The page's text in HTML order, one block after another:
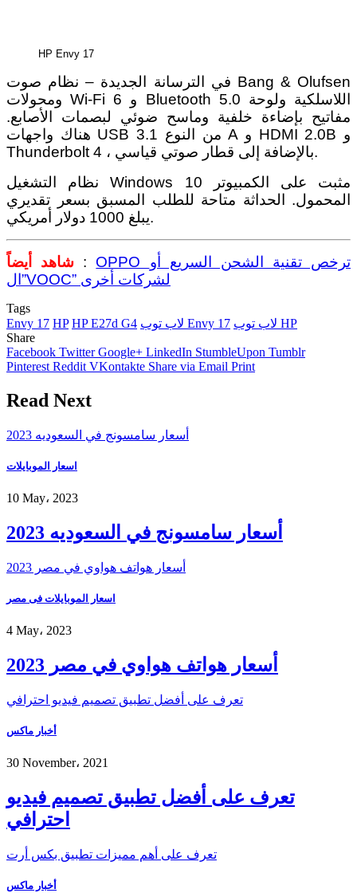
HP Envy 17
في الترسانة الجديدة – نظام صوت Bang & Olufsen
ومحولات Wi-Fi 6 و Bluetooth 5.0 اللاسلكية ولوحة
مفاتيح بإضاءة خلفية وماسح ضوئي لبصمات الأصابع.
هناك واجهات USB 3.1 من النوع A و HDMI 2.0B و
Thunderbolt 4 ، بالإضافة إلى قطار صوتي قياسي.
نظام التشغيل Windows 10 مثبت على الكمبيوتر
المحمول. الحداثة متاحة للطلب المسبق بسعر تقديري
يبلغ 1000 دولار أمريكي.
شاهد أيضاً : OPPO ترخص تقنية الشحن السريع أو
ال”VOOC” لشركات أخرى
Tags
Envy 17 HP HP E27d G4 لاب توب Envy 17
لاب توب HP
Share
Facebook Twitter Google+ LinkedIn StumbleUpon Tumblr
Pinterest Reddit VKontakte Share via Email Print
Read Next
أسعار سامسونج في السعوديه 2023
اسعار الموبايلات
10 May، 2023
أسعار سامسونج في السعوديه 2023
أسعار هواتف هواوي في مصر 2023
اسعار الموبايلات فى مصر
4 May، 2023
أسعار هواتف هواوي في مصر 2023
تعرف على أفضل تطبيق تصميم فيديو احترافي
أخبار ماكس
30 November، 2021
تعرف على أفضل تطبيق تصميم فيديو
احترافي
تعرف على أهم مميزات تطبيق بكس أرت
أخبار ماكس